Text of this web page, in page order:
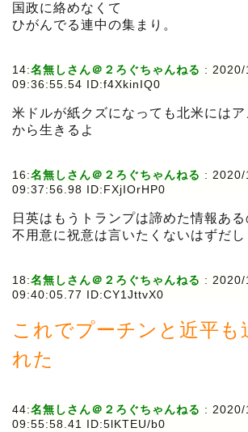
国政に絡めなくて
ひがんでる連中の集まり。
14:名無しさん＠２ろぐちゃんねる : 2020/
09:36:55.54 ID:f4XkinIQ0
米ドルが紙クズになっても北米には
から生きるよ
16:名無しさん＠２ろぐちゃんねる : 2020/
09:37:56.98 ID:FXjIOrHP0
日英はもうトランプは諦めた情報ある
不用意に祝意は言いたくないはずだし
18:名無しさん＠２ろぐちゃんねる : 2020/
09:40:05.77 ID:CY1JttvX0
これでプーチンと近平も
れた
44:名無しさん＠２ろぐちゃんねる : 2020/
09:55:58.41 ID:5lKTEU/b0